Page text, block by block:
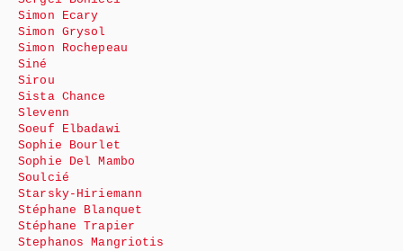
Simon Ecary
Simon Grysol
Simon Rochepeau
Siné
Sirou
Sista Chance
Slevenn
Soeuf Elbadawi
Sophie Bourlet
Sophie Del Mambo
Soulcié
Starsky-Hiriemann
Stéphane Blanquet
Stéphane Trapier
Stephanos Mangriotis